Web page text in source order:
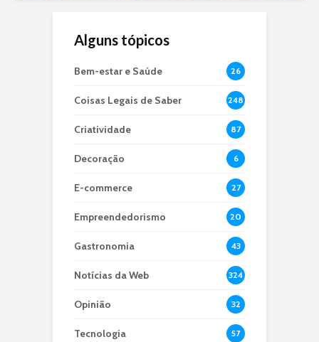
Alguns tópicos
Bem-estar e Saúde 26
Coisas Legais de Saber 248
Criatividade 87
Decoração 6
E-commerce 27
Empreendedorismo 20
Gastronomia 43
Notícias da Web 324
Opinião 32
Tecnologia 57